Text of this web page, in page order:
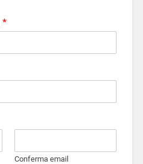
*
Conferma email